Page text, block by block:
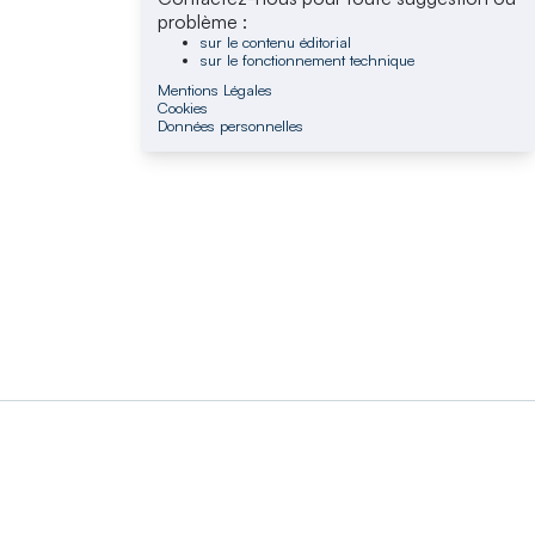
problème :
sur le contenu éditorial
sur le fonctionnement technique
Mentions Légales
Cookies
Données personnelles